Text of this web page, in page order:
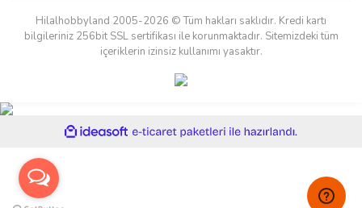
Hilalhobbyland 2005-2026 © Tüm hakları saklıdır. Kredi kartı
bilgileriniz 256bit SSL sertifikası ile korunmaktadır. Sitemizdeki tüm
içeriklerin izinsiz kullanımı yasaktır.
ideasoft
e-